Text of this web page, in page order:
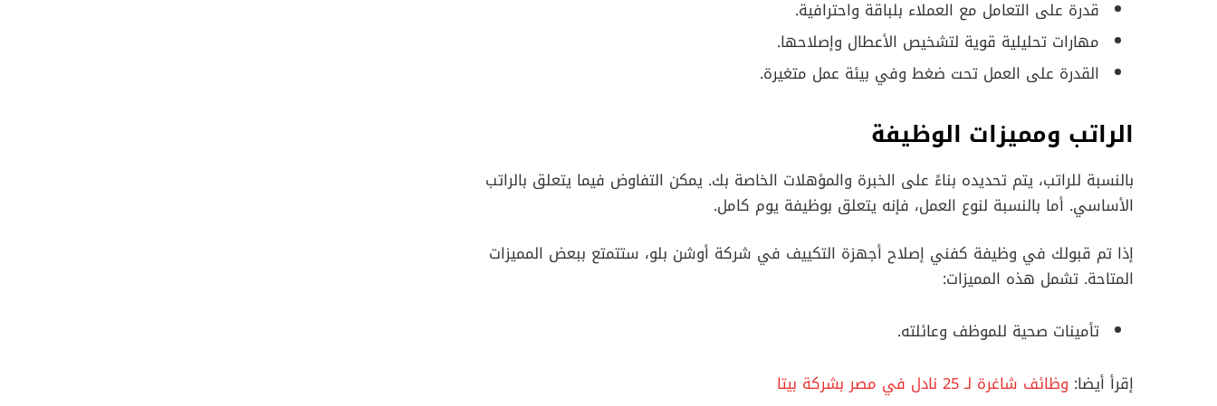
قدرة على التعامل مع العملاء بلباقة واحترافية.
مهارات تحليلية قوية لتشخيص الأعطال وإصلاحها.
القدرة على العمل تحت ضغط وفي بيئة عمل متغيرة.
الراتب ومميزات الوظيفة
بالنسبة للراتب، يتم تحديده بناءً على الخبرة والمؤهلات الخاصة بك. يمكن التفاوض فيما يتعلق بالراتب
الأساسي. أما بالنسبة لنوع العمل، فإنه يتعلق بوظيفة يوم كامل.
إذا تم قبولك في وظيفة كفني إصلاح أجهزة التكييف في شركة أوشن بلو، ستتمتع ببعض المميزات
المتاحة. تشمل هذه المميزات:
تأمينات صحية للموظف وعائلته.
إقرأ أيضا: وظائف شاغرة لـ 25 نادل في مصر بشركة بيتا